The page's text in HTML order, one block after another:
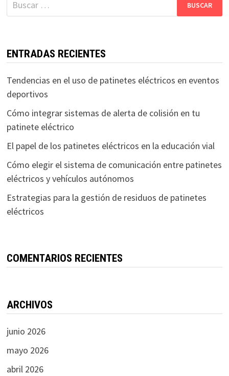
ENTRADAS RECIENTES
Tendencias en el uso de patinetes eléctricos en eventos
deportivos
Cómo integrar sistemas de alerta de colisión en tu
patinete eléctrico
El papel de los patinetes eléctricos en la educación vial
Cómo elegir el sistema de comunicación entre patinetes
eléctricos y vehículos autónomos
Estrategias para la gestión de residuos de patinetes
eléctricos
COMENTARIOS RECIENTES
ARCHIVOS
junio 2026
mayo 2026
abril 2026